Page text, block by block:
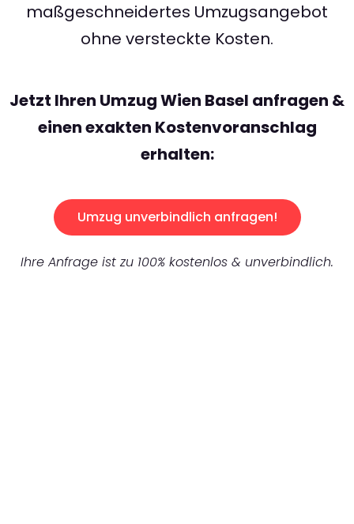
maßgeschneidertes Umzugsangebot
ohne versteckte Kosten.
Jetzt Ihren Umzug Wien Basel anfragen &
einen exakten Kostenvoranschlag
erhalten:
Umzug unverbindlich anfragen!
Ihre Anfrage ist zu 100% kostenlos & unverbindlich.